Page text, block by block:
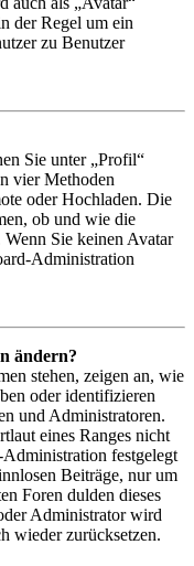
der Regel um ein
zu Benutzer
Sie unter „Profil“
vier Methoden
oder Hochladen. Die
ob und wie die
Sie keinen Avatar
Administration
ändern?
stehen, zeigen an, wie
oder identifizieren
und Administratoren.
eines Ranges nicht
festgelegt
Beiträge, nur um
Foren dulden dieses
Administrator wird
wieder zurücksetzen.